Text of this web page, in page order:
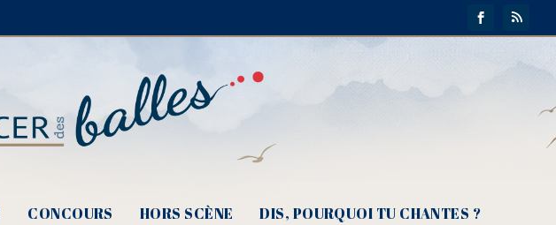
CONCOURS HORS SCÈNE DIS, POURQUOI TU CHANTES ?